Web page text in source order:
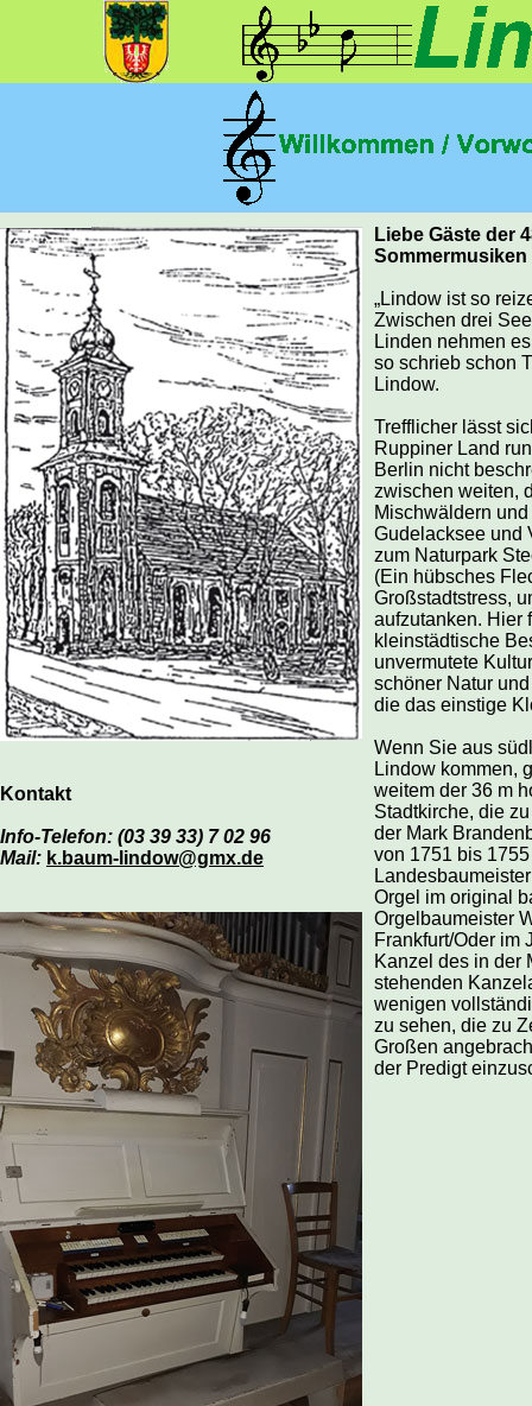
Kontakt
Info-Telefon: (03 39 33) 7 02 96
Mail: k.baum-lindow@gmx.de
Liebe Gäste der
Sommermusiken
„Lindow ist so
Zwischen drei
Linden nehmen
so schrieb schon
Lindow.
Trefflicher lässt
Ruppiner Land
Berlin nicht
zwischen weiten,
Mischwäldern
Gudelacksee und
zum Naturpark
(Ein hübsches
Großstadtstress,
aufzutanken. Hier
kleinstädtische
unvermutete
schöner Natur
die das einstige
Wenn Sie aus
Lindow kommen,
weitem der 36 m
Stadtkirche, die
der Mark
von 1751 bis
Orgel im original
Orgelbaumeister
Frankfurt/Oder im
Kanzel des in der
stehenden
wenigen
zu sehen, die zu
Großen
der Predigt